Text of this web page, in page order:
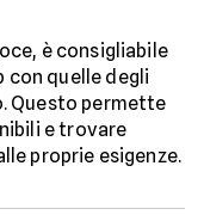
è consigliabile
con quelle degli
Questo permette
e trovare
proprie esigenze.